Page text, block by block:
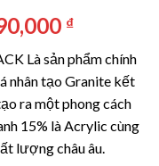
₫.
₫Giá
hiện
tại
là:
Là sản phẩm chính
nhân tạo Granite kết
ra một phong cách
15% là Acrylic cùng
lượng châu âu.